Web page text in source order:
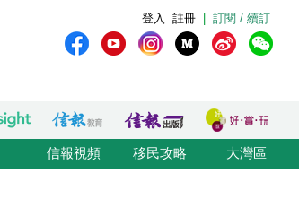
訂閱 / 續訂
註冊
登入
信報視頻 移民攻略 大灣區